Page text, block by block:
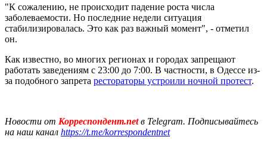
"К сожалению, не происходит падение роста числа
заболеваемости. Но последние недели ситуация
стабилизировалась. Это как раз важный момент", - отметил
он.
Как известно, во многих регионах и городах запрещают
работать заведениям с 23:00 до 7:00. В частности, в Одессе из-
за подобного запрета рестораторы устроили ночной протест.
Новости от Корреспондент.netв Telegram. Подписывайтесь
на наш канал https://t.me/korrespondentnet